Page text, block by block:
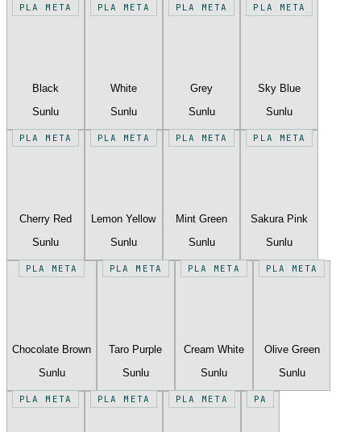
PLA META
Black
Sunlu
PLA META
White
Sunlu
PLA META
Grey
Sunlu
PLA META
Sky Blue
Sunlu
PLA META
Cherry Red
Sunlu
PLA META
Lemon Yellow
Sunlu
PLA META
Mint Green
Sunlu
PLA META
Sakura Pink
Sunlu
PLA META
Chocolate Brown
Sunlu
PLA META
Taro Purple
Sunlu
PLA META
Cream White
Sunlu
PLA META
Olive Green
Sunlu
PLA META PLA META PLA META PA